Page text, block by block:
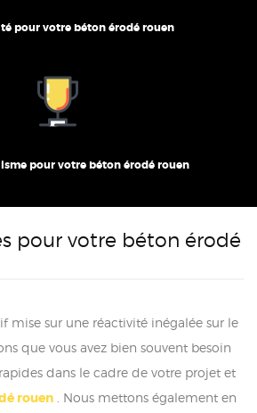
pour votre béton érodé rouen
pour votre béton érodé rouen
pour votre béton érodé
mise sur une réactivité inégalée sur le
que vous avez bien souvent besoin
dans le cadre de votre projet et
rouen . Nous mettons également en